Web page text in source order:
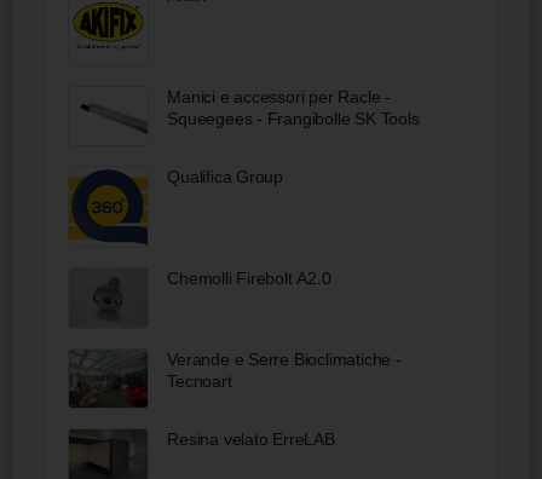
Manici e accessori per Racle -
Squeegees - Frangibolle SK Tools
Qualifica Group
Chemolli Firebolt A2.0
Verande e Serre Bioclimatiche -
Tecnoart
Resina velato ErreLAB